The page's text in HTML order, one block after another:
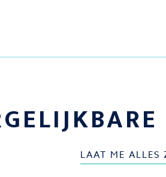
LAAT ME ALLES